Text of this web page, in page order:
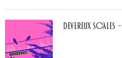
Devereux Scales